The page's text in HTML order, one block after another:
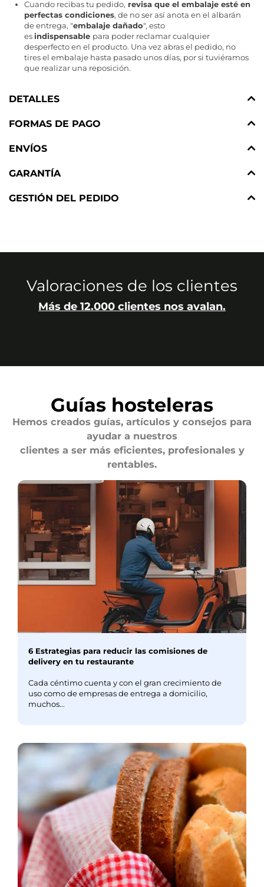
Cuando recibas tu pedido, revisa que el embalaje esté en
perfectas condiciones, de no ser así anota en el albarán
de entrega, "embalaje dañado", esto
esindispensable para poder reclamar cualquier
desperfecto en el producto. Una vez abras el pedido, no
tires el embalaje hasta pasado unos días, por si tuviéramos
que realizar una reposición.
DETALLES
FORMAS DE PAGO
ENVÍOS
GARANTÍA
GESTIÓN DEL PEDIDO
Valoraciones de los clientes
Más de 12.000 clientes nos avalan.
Guías hosteleras
Hemos creados guías, artículos y consejos para
ayudar a nuestros
clientes a ser más eficientes, profesionales y
rentables.
6 Estrategias para reducir las comisiones de
delivery en tu restaurante
Cada céntimo cuenta y con el gran crecimiento de
uso como de empresas de entrega a domicilio,
muchos...